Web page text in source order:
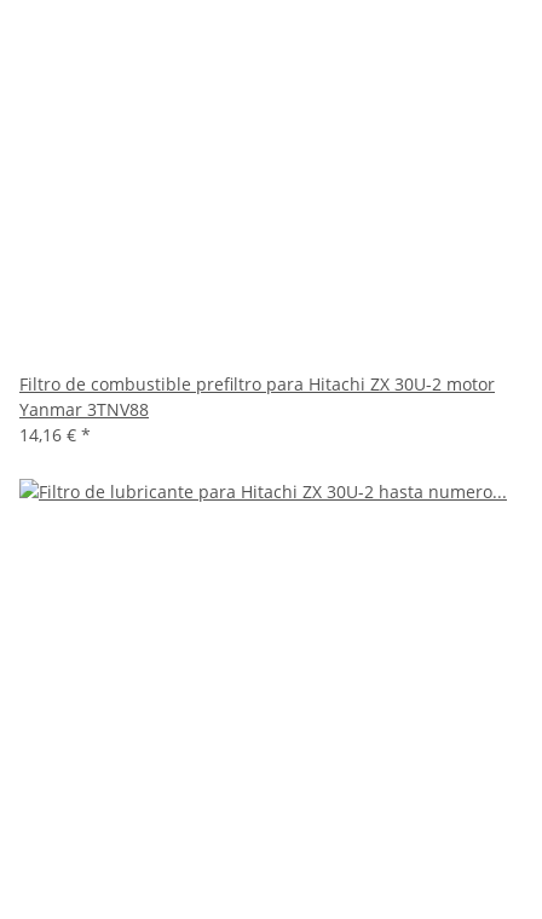
Filtro de combustible prefiltro para Hitachi ZX 30U-2 motor
Yanmar 3TNV88
14,16 € *